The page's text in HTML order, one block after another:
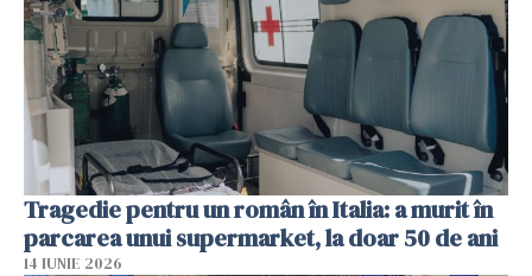
Tragedie pentru un român în Italia: a murit în
parcarea unui supermarket, la doar 50 de ani
14 IUNIE 2026